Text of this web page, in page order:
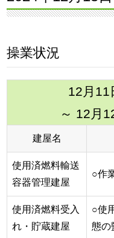
操業状況
12月11
～ 12月
建屋名
使用済燃料輸送
容器管理建屋
○作
使用済燃料受入
れ・貯蔵建屋
○使
態の